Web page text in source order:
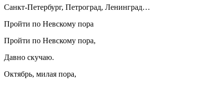
Санкт-Петербург, Петроград, Ленинград…
Пройти по Невскому пора
Пройти по Невскому пора,
Давно скучаю.
Октябрь, милая пора,